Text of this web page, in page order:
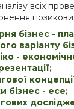
всіх
бізнес -
варіанту
-
бізнес - есе;